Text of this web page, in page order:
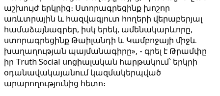
աշխույժ երկրից։ Ստորագրեցինք խոշոր
առևտրային և հազվագյուտ հողերի վերաբերյալ
համաձայնագրեր, իսկ երեկ, ամենակարևորը,
ստորագրեցինք Թաիլանդի և Կամբոջայի միջև
խաղաղության պայմանագիրը», - գրել է Թրամփը
իր Truth Social սոցիալական հարթակում՝ երկրի
օդանավակայանում կազմակերպված
արարողությունից հետո։